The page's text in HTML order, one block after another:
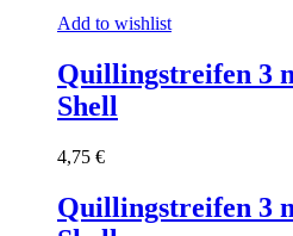
Add to wishlist
Quillingstreifen 3
Shell
4,75 €
Quillingstreifen 3